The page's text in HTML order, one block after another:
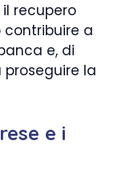
recupero
contribuire a
e, di
la
e i